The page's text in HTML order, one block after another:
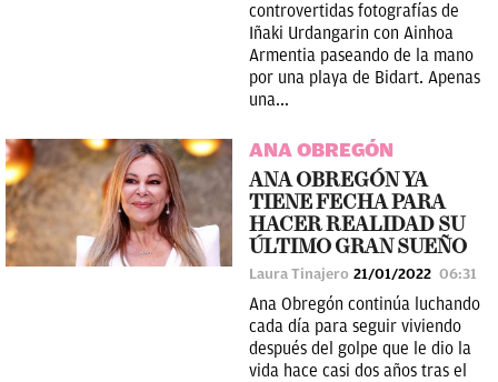
controvertidas fotografías de
Iñaki Urdangarin con Ainhoa
Armentia paseando de la mano
por una playa de Bidart. Apenas
una...
ANA OBREGÓN
ANA OBREGÓN YA
TIENE FECHA PARA
HACER REALIDAD SU
ÚLTIMO GRAN SUEÑO
Laura Tinajero 21/01/2022 06:31
Ana Obregón continúa luchando
cada día para seguir viviendo
después del golpe que le dio la
vida hace casi dos años tras el